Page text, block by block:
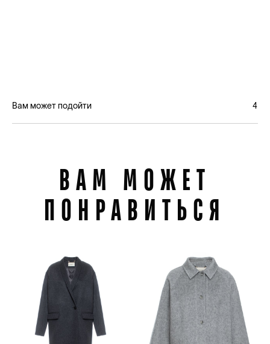
Вам может подойти 4
ВАМ МОЖЕТ
ПОНРАВИТЬСЯ